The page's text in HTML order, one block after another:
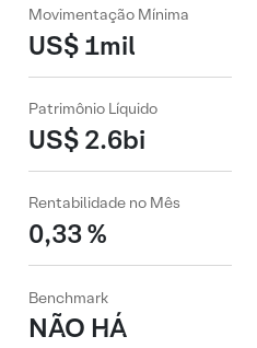
Movimentação Mínima
US$ 1mil
Patrimônio Líquido
US$ 2.6bi
Rentabilidade no Mês
0,33 %
Benchmark
NÃO HÁ